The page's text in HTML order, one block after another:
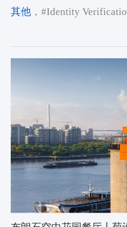
Upgrade_SEO+GEO
Brand Digital Asset Library
其他，#Identity